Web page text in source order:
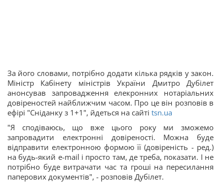
За його словами, потрібно додати кілька рядків у закон.
Міністр Кабінету міністрів України Дмитро Дубілет
анонсував запровадження елекронних нотаріальних
довіреностей найближчим часом. Про це він розповів в
ефірі "Сніданку з 1+1", йдеться на сайті tsn.ua
"Я сподіваюсь, що вже цього року ми зможемо
запровадити електронні довіреності. Можна буде
відправити електронною формою її (довіреність - ред.)
на будь-який e-mail і просто там, де треба, показати. І не
потрібно буде витрачати час та гроші на пересилання
паперових документів", - розповів Дубілет.